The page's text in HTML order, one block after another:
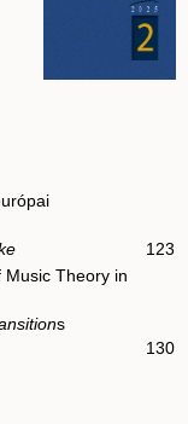
123
Theory in
s
130